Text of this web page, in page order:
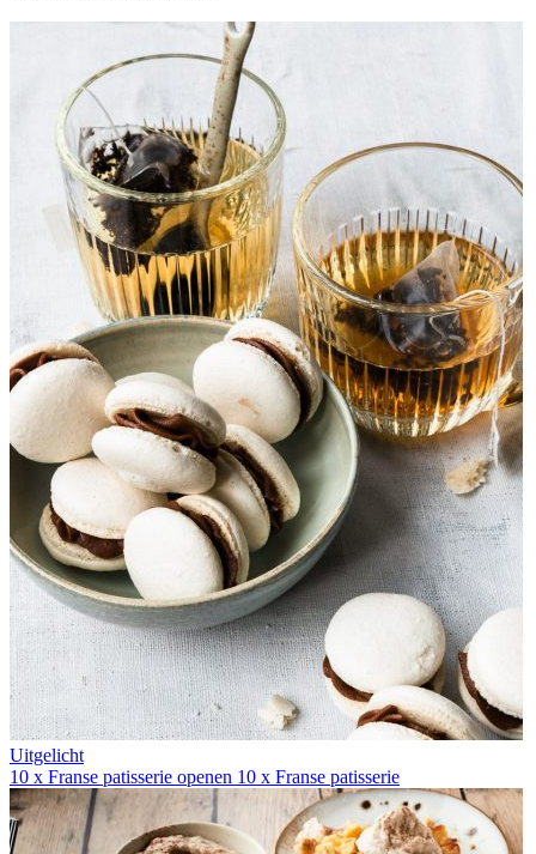
Uitgelicht
10 x Franse patisserie openen 10 x Franse patisserie